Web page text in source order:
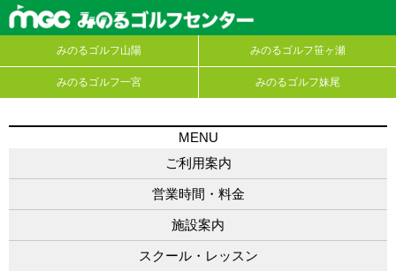
みのるゴルフ山陽 みのるゴルフ笹ヶ瀬
みのるゴルフ一宮 みのるゴルフ妹尾
MENU
ご利用案内
営業時間・料金
施設案内
スクール・レッスン